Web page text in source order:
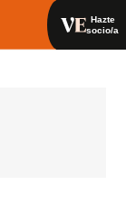
Hazte
socio/a